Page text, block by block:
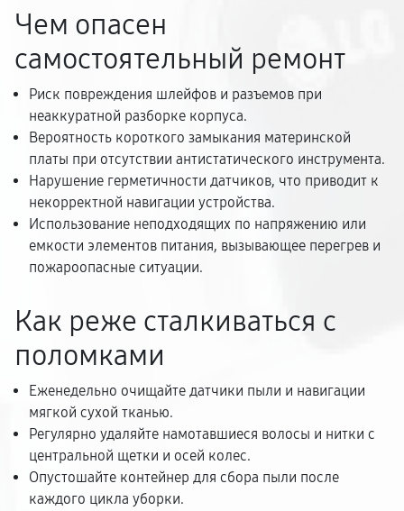
Чем опасен
самостоятельный ремонт
Риск повреждения шлейфов и разъемов при
неаккуратной разборке корпуса.
Вероятность короткого замыкания материнской
платы при отсутствии антистатического инструмента.
Нарушение герметичности датчиков, что приводит к
некорректной навигации устройства.
Использование неподходящих по напряжению или
емкости элементов питания, вызывающее перегрев и
пожароопасные ситуации.
Как реже сталкиваться с
поломками
Еженедельно очищайте датчики пыли и навигации
мягкой сухой тканью.
Регулярно удаляйте намотавшиеся волосы и нитки с
центральной щетки и осей колес.
Опустошайте контейнер для сбора пыли после
каждого цикла уборки.